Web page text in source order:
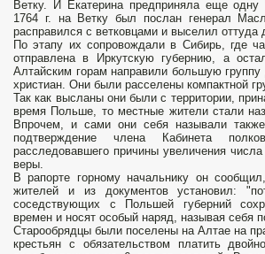
Ветку. И Екатерина предприняла еще
1764 г. на Ветку был послан генерал
расправился с ветковцами и выселил оттуда
По этапу их сопровождали в Сибирь, где
отправлена в Иркутскую губернию, а
Алтайским горам направили большую группу
христиан. Они были расселены компактной
Так как высланы они были с территории,
время Польше, то местные жители стали
Впрочем, и сами они себя называли
подтверждение члена Кабинета
расследовавшего причины увеличения
веры.
В рапорте горному начальнику он
жителей и из документов установил:
соседствующих с Польшей губерний
времен и носят особый наряд, называя себя
Старообрядцы были поселены на Алтае на
крестьян с обязательством платить